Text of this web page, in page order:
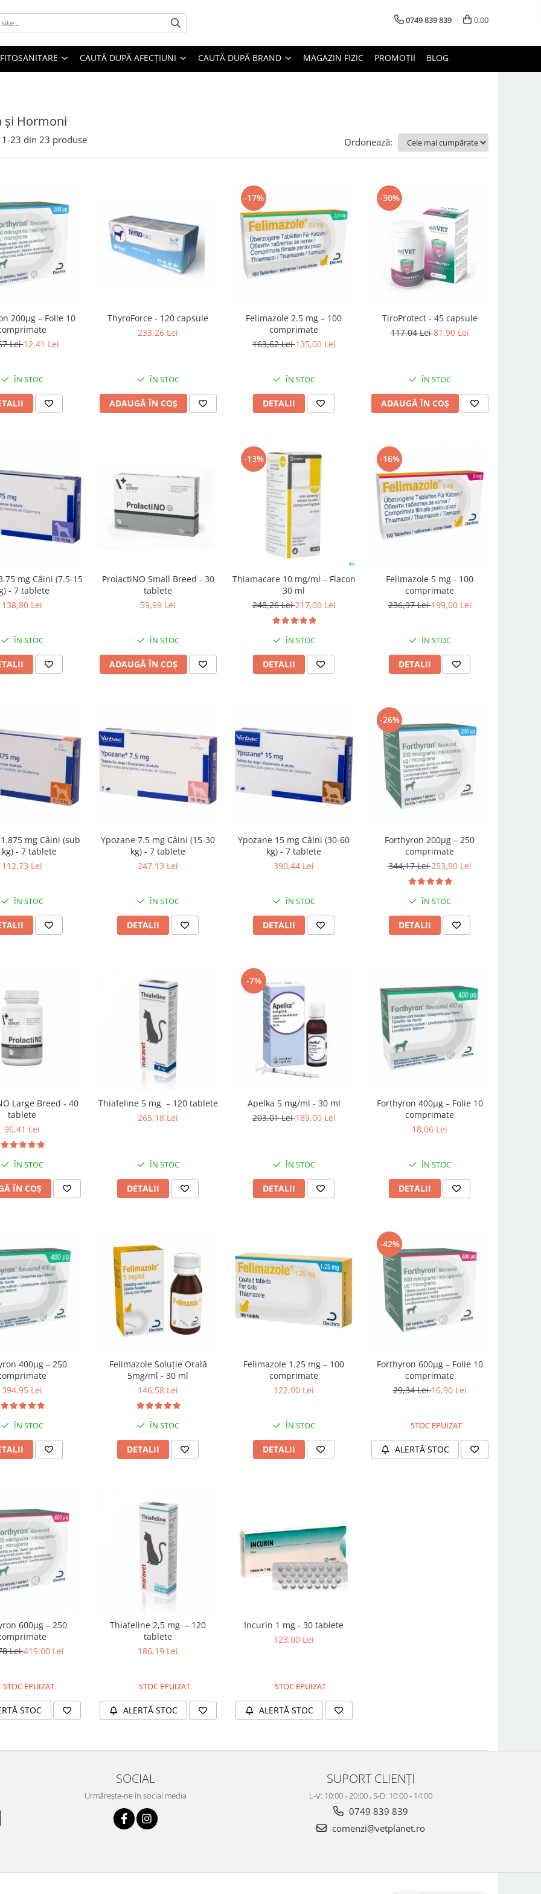
0749 839 839 0,00
FITOSANITARE CAUTĂ DUPĂ AFECȚIUNI CAUTĂ DUPĂ BRAND MAGAZIN FIZIC PROMOȚII BLOG
și Hormoni
1-23 din 23 produse Ordonează:
200µg – Folie 10
Lei12,41 Lei
ÎN STOC
ThyroForce - 120 capsule
233,26 Lei
ÎN STOC
ADAUGĂ ÎN COȘ
-17%
Felimazole 2.5 mg – 100
comprimate
163,62 Lei135,00 Lei
ÎN STOC
DETALII
-30%
TiroProtect - 45 capsule
117,04 Lei81,90 Lei
ÎN STOC
ADAUGĂ ÎN COȘ
mg Câini (7.5-15
- 7 tablete
138,80 Lei
ÎN STOC
ProlactiNO Small Breed - 30
tablete
59,99 Lei
ÎN STOC
ADAUGĂ ÎN COȘ
-13%
Thiamacare 10 mg/ml – Flacon
30 ml
248,26 Lei217,00 Lei
ÎN STOC
DETALII
-16%
Felimazole 5 mg - 100
comprimate
236,97 Lei199,00 Lei
ÎN STOC
DETALII
mg Câini (sub
kg) - 7 tablete
112,73 Lei
ÎN STOC
Ypozane 7.5 mg Câini (15-30
kg) - 7 tablete
247,13 Lei
ÎN STOC
DETALII
Ypozane 15 mg Câini (30-60
kg) - 7 tablete
390,44 Lei
ÎN STOC
DETALII
-26%
Forthyron 200µg – 250
comprimate
344,17 Lei253,90 Lei
ÎN STOC
DETALII
Large Breed - 40
tablete
96,41 Lei
ÎN STOC
ÎN COȘ
Thiafeline 5 mg – 120 tablete
265,18 Lei
ÎN STOC
DETALII
-7%
Apelka 5 mg/ml - 30 ml
203,01 Lei189,00 Lei
ÎN STOC
DETALII
Forthyron 400µg – Folie 10
comprimate
18,06 Lei
ÎN STOC
DETALII
400µg – 250
394,95 Lei
ÎN STOC
Felimazole Soluție Orală
5mg/ml - 30 ml
146,58 Lei
ÎN STOC
DETALII
Felimazole 1.25 mg – 100
comprimate
122,00 Lei
ÎN STOC
DETALII
-42%
Forthyron 600µg – Folie 10
comprimate
29,34 Lei16,90 Lei
STOC EPUIZAT
ALERTĂ STOC
600µg – 250
Lei419,00 Lei
STOC EPUIZAT
STOC
Thiafeline 2,5 mg – 120
tablete
186,19 Lei
STOC EPUIZAT
ALERTĂ STOC
Incurin 1 mg - 30 tablete
123,00 Lei
STOC EPUIZAT
ALERTĂ STOC
SOCIAL
Urmărește-ne în social media
SUPORT CLIENȚI
L-V: 10:00 - 20:00 , S-D: 10:00 - 14:00
0749 839 839
comenzi@vetplanet.ro